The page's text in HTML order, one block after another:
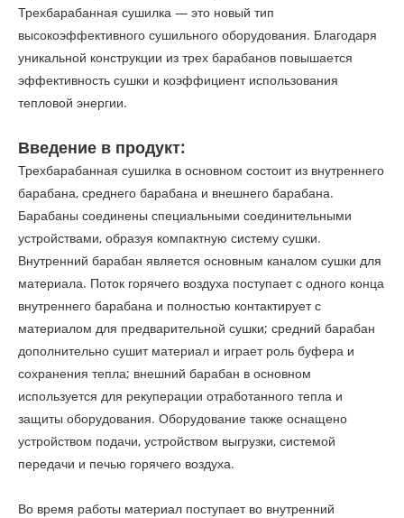
Трехбарабанная сушилка — это новый тип
высокоэффективного сушильного оборудования. Благодаря
уникальной конструкции из трех барабанов повышается
эффективность сушки и коэффициент использования
тепловой энергии.
Введение в продукт:
Трехбарабанная сушилка в основном состоит из внутреннего
барабана, среднего барабана и внешнего барабана.
Барабаны соединены специальными соединительными
устройствами, образуя компактную систему сушки.
Внутренний барабан является основным каналом сушки для
материала. Поток горячего воздуха поступает с одного конца
внутреннего барабана и полностью контактирует с
материалом для предварительной сушки; средний барабан
дополнительно сушит материал и играет роль буфера и
сохранения тепла; внешний барабан в основном
используется для рекуперации отработанного тепла и
защиты оборудования. Оборудование также оснащено
устройством подачи, устройством выгрузки, системой
передачи и печью горячего воздуха.
Во время работы материал поступает во внутренний